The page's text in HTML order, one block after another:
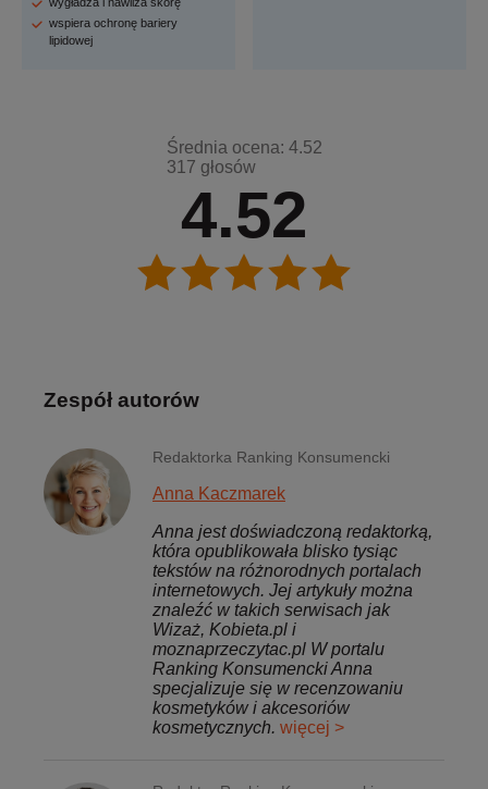
wspiera ochronę bariery
lipidowej
4.52
Średnia ocena: 4.52
317 głosów
Zespół autorów
Redaktorka Ranking Konsumencki
Anna Kaczmarek
Anna jest doświadczoną redaktorką,
która opublikowała blisko tysiąc
tekstów na różnorodnych portalach
internetowych. Jej artykuły można
znaleźć w takich serwisach jak
Wizaż, Kobieta.pl i
moznaprzeczytac.pl W portalu
Ranking Konsumencki Anna
specjalizuje się w recenzowaniu
kosmetyków i akcesoriów
kosmetycznych. więcej >